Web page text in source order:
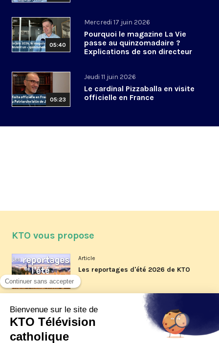
05:40
Mercredi 17 juin 2026
Pourquoi le magazine La Vie
passe au quinzomadaire ?
Explications de son directeur
de la rédaction
05:23
Jeudi 11 juin 2026
Le cardinal Pizzaballa en visite
officielle en France
KTO vous propose
Article
Les reportages d'été 2026 de KTO
La visite pastorale du pape Léon
XIV à Assise à suivre sur KTO le
jeudi 6 août